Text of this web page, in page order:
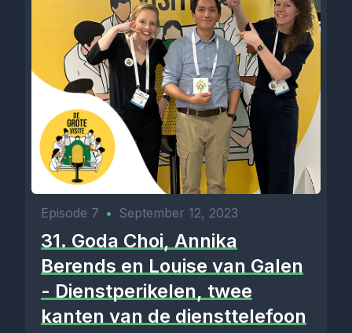
Episode 7 • September 12, 2023
31. Goda Choi, Annika
Berends en Louise van Galen
- Dienstperikelen, twee
kanten van de diensttelefoon